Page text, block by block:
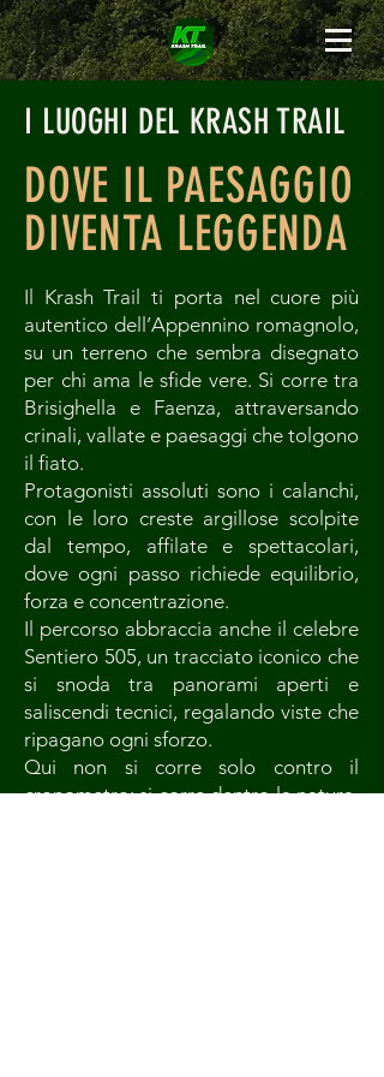
I LUOGHI DEL KRASH TRAIL
DOVE IL PAESAGGIO
DIVENTA LEGGENDA
​Il Krash Trail ti porta nel cuore più
autentico dell’Appennino romagnolo,
su un terreno che sembra disegnato
per chi ama le sfide vere. Si corre tra
Brisighella e Faenza, attraversando
crinali, vallate e paesaggi che tolgono
il fiato.
Protagonisti assoluti sono i calanchi,
con le loro creste argillose scolpite
dal tempo, affilate e spettacolari,
dove ogni passo richiede equilibrio,
forza e concentrazione.
Il percorso abbraccia anche il celebre
Sentiero 505, un tracciato iconico che
si snoda tra panorami aperti e
saliscendi tecnici, regalando viste che
ripagano ogni sforzo.
Qui non si corre solo contro il
cronometro: si corre dentro la natura,